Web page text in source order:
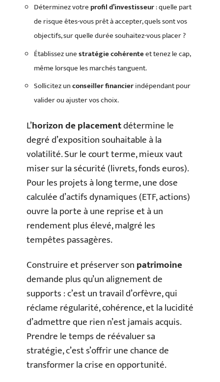
Déterminez votreprofil d’investisseur: quelle part
de risque êtes-vous prêt à accepter, quels sont vos
objectifs, sur quelle durée souhaitez-vous placer ?
Établissez unestratégie cohérenteet tenez le cap,
même lorsque les marchés tanguent.
Sollicitez unconseiller financierindépendant pour
valider ou ajuster vos choix.
L’horizon de placementdétermine le
degré d’exposition souhaitable à la
volatilité. Sur le court terme, mieux vaut
miser sur la sécurité (livrets, fonds euros).
Pour les projets à long terme, une dose
calculée d’actifs dynamiques (ETF, actions)
ouvre la porte à une reprise et à un
rendement plus élevé, malgré les
tempêtes passagères.
Construire et préserver sonpatrimoine
demande plus qu’un alignement de
supports : c’est un travail d’orfèvre, qui
réclame régularité, cohérence, et la lucidité
d’admettre que rien n’est jamais acquis.
Prendre le temps de réévaluer sa
stratégie, c’est s’offrir une chance de
transformer la crise en opportunité.